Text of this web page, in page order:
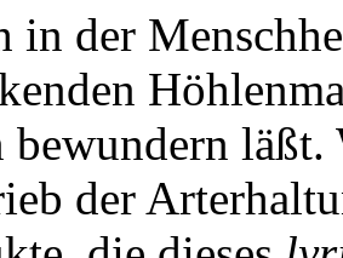
in der
bewundern läßt.
der